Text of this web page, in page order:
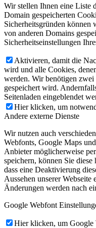
Wir stellen Ihnen eine Liste
Domain gespeicherten
Sicherheitsgründen können
von anderen Domains
Sicherheitseinstellungen
Aktivieren, damit die
wird und alle Cookies,
werden. Wir benötigen
gespeichert wird.
Seitenladen eingeblendet
Hier klicken, um
Andere externe Dienste
Wir nutzen auch
Webfonts, Google Maps
Anbieter möglicherweise
speichern, können Sie
dass eine Deaktivierung
Aussehen unserer
Änderungen werden nach
Google Webfont
Hier klicken, um Google